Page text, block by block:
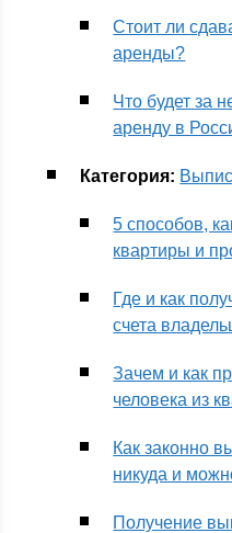
Стоит ли
аренды?
Что будет за
аренду в
Категория:
5 способов,
квартиры и
Где и как
счета
Зачем и как
человека из
Как законно
никуда и
Получение